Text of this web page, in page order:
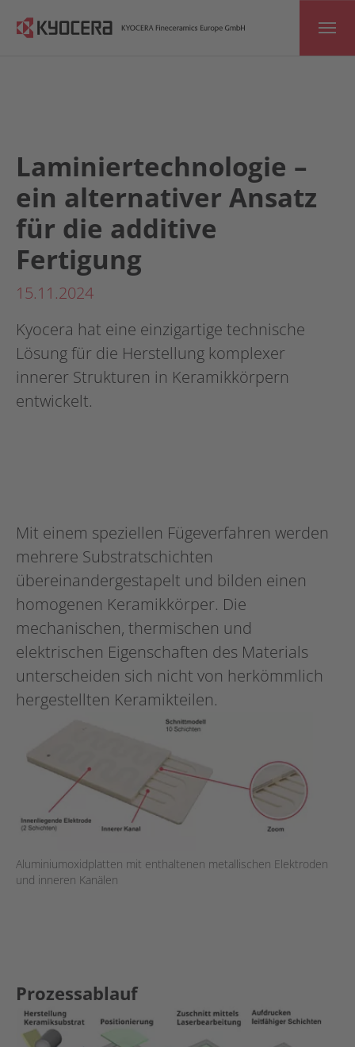
Laminiertechnologie –
ein alternativer Ansatz
für die additive
Fertigung
15.11.2024
Kyocera hat eine einzigartige technische
Lösung für die Herstellung komplexer
innerer Strukturen in Keramikkörpern
entwickelt.
Aluminiumoxidplatten mit enthaltenen metallischen Elektroden
und inneren Kanälen
Mit einem speziellen Fügeverfahren werden
mehrere Substratschichten
übereinandergestapelt und bilden einen
homogenen Keramikkörper. Die
mechanischen, thermischen und
elektrischen Eigenschaften des Materials
unterscheiden sich nicht von herkömmlich
hergestellten Keramikteilen.
Prozessablauf